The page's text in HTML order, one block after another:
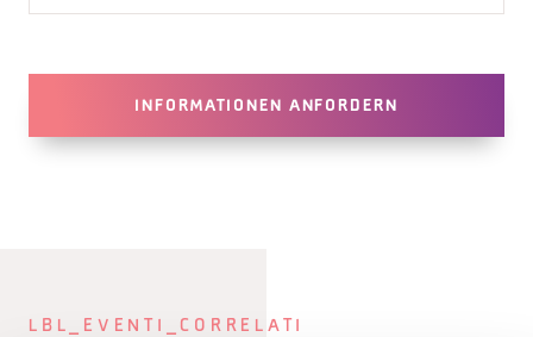
INFORMATIONEN ANFORDERN
LBL_EVENTI_CORRELATI